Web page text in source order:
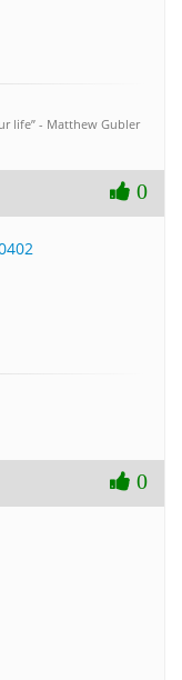
life” - Matthew Gubler
0
0